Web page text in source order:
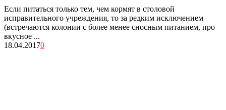
Если питаться только тем, чем кормят в столовой
исправительного учреждения, то за редким исключением
(встречаются колонии с более менее сносным питанием, про
вкусное ...
18.04.20170